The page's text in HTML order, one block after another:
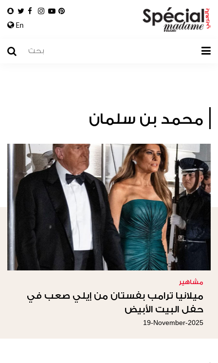
En
محمد بن سلمان
مشاهير
ميلانيا ترامب بفستان من إيلي صعب في
حفل البيت الأبيض
19-November-2025